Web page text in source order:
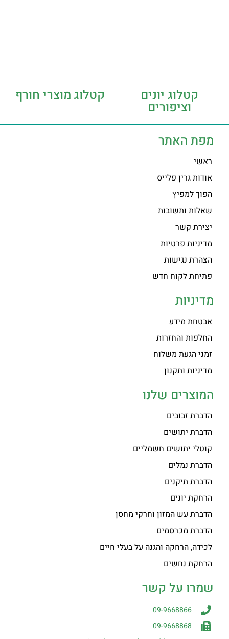
קטלוג יונים
וציפורים
קטלוג מוצרי חורף
מפת האתר
ראשי
אודות גרין פלייס
הפוך למפיץ
שאלות ותשובות
יצירת קשר
מדיניות פרטיות
הצהרת נגישות
פתיחת לקוח חדש
מדיניות
אבטחת מידע
החלפות והחזרות
זמני הגעת משלוח
מדיניות ותקנון
המוצרים שלנו
הדברת זבובים
הדברת יתושים
קוטלי יתושים חשמליים
הדברת נמלים
הדברת תיקנים
הרחקת יונים
הדברת עש המזון וחרקי מחסן
הדברת מכרסמים
לכידה, הרחקה והגנה על בעלי חיים
הרחקת נחשים
שמרו על קשר
09-9668866
09-9668868